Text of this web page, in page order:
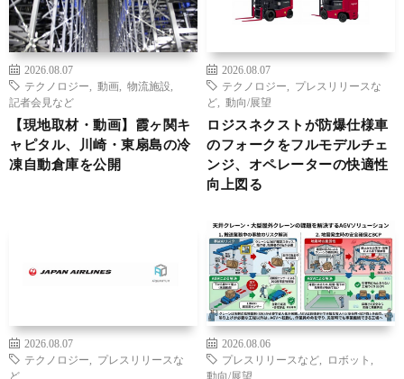
2026.08.07
テクノロジー
動画 物流施設
記者会見など
【現地取材・動画】霞ヶ関キ
ャピタル、川崎・東扇島の冷
凍自動倉庫を公開
2026.08.07
テクノロジー
プレスリリースな
ど
動向/展望
ロジスネクストが防爆仕様車
のフォークをフルモデルチェ
ンジ、オペレーターの快適性
向上図る
2026.08.07
テクノロジー
プレスリリースな
ど
2026.08.06
プレスリリースなど
ロボット
動向/展望